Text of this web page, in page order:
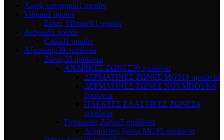
Χωρίς κατηγορία1 προϊόν
Vibram1 προϊόν
Σόλες Vibram®1 προϊόν
Ανδρικά1 προϊόν
Casual1 προϊόν
Αξεσουάρ39 προϊόντα
Ζώνες35 προϊόντα
ΑΝΔΡΙΚΕΣ ΖΩΝΕΣ30 προϊόντα
ΔΕΡΜΑΤΙΝΕΣ ΖΩΝΕΣ MGS19 προϊόντα
ΔΕΡΜΑΤΙΝΕΣ ΖΩΝΕΣ ΝΟΥΜΠΟΥΚ6
προϊόντα
ΠΛΕΚΤΕΣ ΕΛΑΣΤΙΚΕΣ ΖΩΝΕΣ4
προϊόντα
Γυναικείες Ζώνες5 προϊόντα
Δερμάτινες ζώνες MGS5 προϊόντα